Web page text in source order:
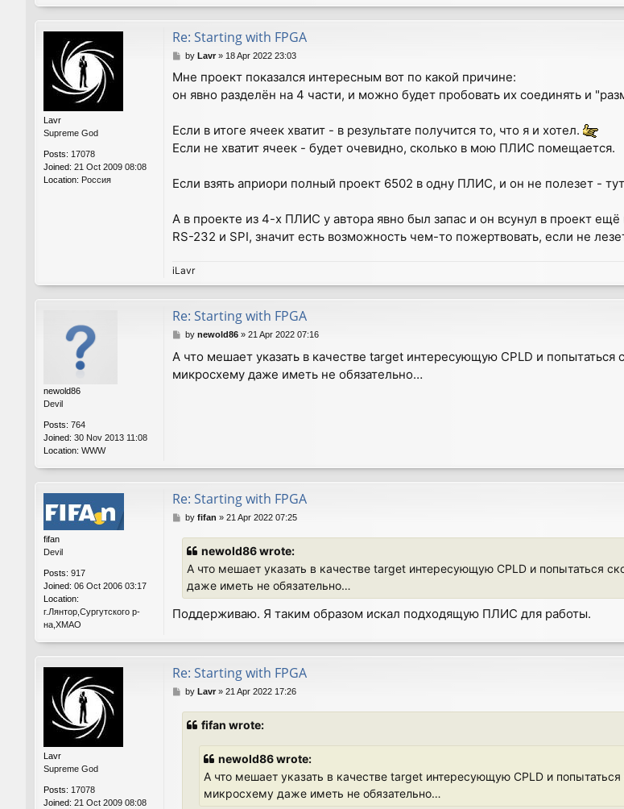
Lavr
Supreme God
Posts: 17078
Joined: 21 Oct 2009 08:08
Location: Россия
Re: Starting with FPGA
P
s
t
by Lavr» 18 Apr 2022 23:03
Мне проект показался интересным вот по какой причине:
он явно разделён на 4 части, и можно будет пробовать их соединять и
Если в итоге ячеек хватит - в результате получится то, что я и хотел.
Если не хватит ячеек - будет очевидно, сколько в мою ПЛИС помещается.
Если взять априори полный проект 6502 в одну ПЛИС, и он не полезет -
А в проекте из 4-х ПЛИС у автора явно был запас и он всунул в проект
RS-232 и SPI, значит есть возможность чем-то пожертвовать, если не
iLavr
newold86
Devil
Posts: 764
Joined: 30 Nov 2013 11:08
Location: WWW
Re: Starting with FPGA
P
s
t
by newold86» 21 Apr 2022 07:16
А что мешает указать в качестве target интересующую CPLD и попытаться
микросхему даже иметь не обязательно…
fifan
Devil
Posts: 917
Joined: 06 Oct 2006 03:17
Location:
г.Лянтор,Сургутского р-
на,ХМАО
Re: Starting with FPGA
Pby fifan » 21 Apr 2022 07:25
newold86 wrote:
А что мешает указать в качестве target интересующую CPLD и попытаться
даже иметь не обязательно…
Поддерживаю. Я таким образом искал подходящую ПЛИС для работы.
Lavr
Supreme God
Posts: 17078
Joined: 21 Oct 2009 08:08
Re: Starting with FPGA
Pby Lavr» 21 Apr 2022 17:26
fifan wrote:
newold86 wrote:
А что мешает указать в качестве target интересующую CPLD и
микросхему даже иметь не обязательно…